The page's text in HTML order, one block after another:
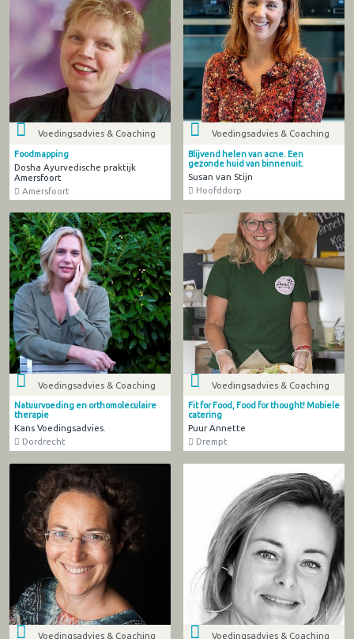
Voedingsadvies & Coaching
Foodmapping
Dosha Ayurvedische praktijk
Amersfoort
Amersfoort
Voedingsadvies & Coaching
Blijvend helen van acne. Een
gezonde huid van binnenuit.
Susan van Stijn
Hoofddorp
Voedingsadvies & Coaching
Natuurvoeding en orthomoleculaire
therapie
Kans Voedingsadvies.
Dordrecht
Voedingsadvies & Coaching
Fit for Food, Food for thought! Mobiele
catering
Puur Annette
Drempt
Voedingsadvies & Coaching Voedingsadvies & Coaching